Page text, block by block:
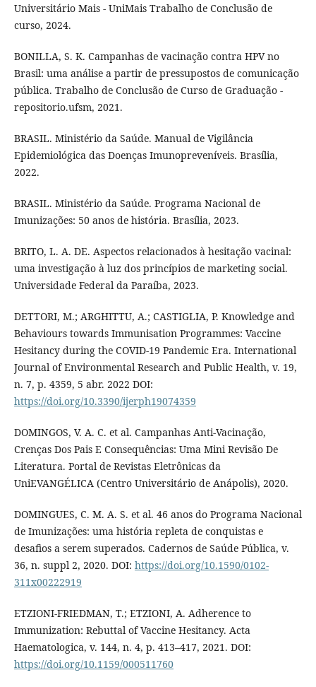
Universitário Mais - UniMais Trabalho de Conclusão de
curso, 2024.
BONILLA, S. K. Campanhas de vacinação contra HPV no
Brasil: uma análise a partir de pressupostos de comunicação
pública. Trabalho de Conclusão de Curso de Graduação -
repositorio.ufsm, 2021.
BRASIL. Ministério da Saúde. Manual de Vigilância
Epidemiológica das Doenças Imunopreveníveis. Brasília,
2022.
BRASIL. Ministério da Saúde. Programa Nacional de
Imunizações: 50 anos de história. Brasília, 2023.
BRITO, L. A. DE. Aspectos relacionados à hesitação vacinal:
uma investigação à luz dos princípios de marketing social.
Universidade Federal da Paraíba, 2023.
DETTORI, M.; ARGHITTU, A.; CASTIGLIA, P. Knowledge and
Behaviours towards Immunisation Programmes: Vaccine
Hesitancy during the COVID-19 Pandemic Era. International
Journal of Environmental Research and Public Health, v. 19,
n. 7, p. 4359, 5 abr. 2022 DOI:
https://doi.org/10.3390/ijerph19074359
DOMINGOS, V. A. C. et al. Campanhas Anti-Vacinação,
Crenças Dos Pais E Consequências: Uma Mini Revisão De
Literatura. Portal de Revistas Eletrônicas da
UniEVANGÉLICA (Centro Universitário de Anápolis), 2020.
DOMINGUES, C. M. A. S. et al. 46 anos do Programa Nacional
de Imunizações: uma história repleta de conquistas e
desafios a serem superados. Cadernos de Saúde Pública, v.
36, n. suppl 2, 2020. DOI: https://doi.org/10.1590/0102-
311x00222919
ETZIONI-FRIEDMAN, T.; ETZIONI, A. Adherence to
Immunization: Rebuttal of Vaccine Hesitancy. Acta
Haematologica, v. 144, n. 4, p. 413–417, 2021. DOI:
https://doi.org/10.1159/000511760